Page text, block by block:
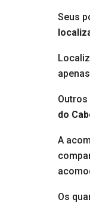
Seus
do
A
Os